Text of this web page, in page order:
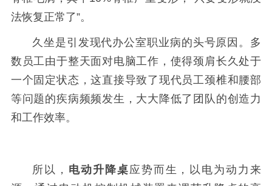
法恢复正常了”。
久坐是引发现代办公室职业病的头号原因。多
数员工由于整天面对电脑工作，使得颈肩长久处于
一个固定状态，这直接导致了现代员工颈椎和腰部
等问题的疾病频频发生，大大降低了团队的创造力
和工作效率。
所以， 电动升降桌应势而生， 以 电为动力来